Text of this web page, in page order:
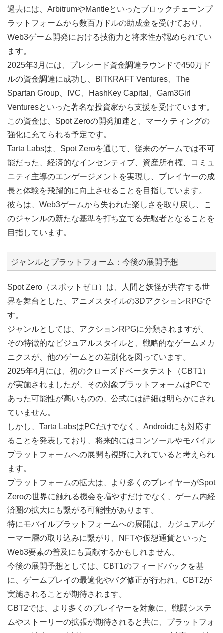
過去には、ArbitrumやMantleといったブロックチェーンプ
ラットフォームから数百万ドルの助成金を受けており、
Web3ゲーム開発における技術力と将来性が認められてい
ます。
2025年3月には、プレシード資金調達ラウンドで450万ド
ルの資金調達に成功し、BITKRAFT Ventures、The
Spartan Group、IVC、HashKey Capital、Gam3Girl
Venturesといった著名な投資家から支援を受けています。
この資金は、Spot Zeroの開発加速と、マーケティングの
強化に充てられる予定です。
Tarta Labsは、Spot Zeroを通じて、従来のゲームでは不可
能だった、経済的なインセンティブ、資産所有権、コミュ
ニティ主導のエンゲージメントを実現し、プレイヤーの成
長と体験を飛躍的に向上させることを目指しています。
彼らは、Web3ゲームから失われた楽しさを取り戻し、こ
のジャンルの新たな基準を打ち立てる先駆者となることを
目指しています。
ジャンルとプラットフォーム：今後の展開予想
Spot Zero（スポットゼロ）は、人間と妖怪が共存する世
界を舞台とした、アニメスタイルの3DアクションRPGで
す。
ジャンルとしては、アクションRPGに分類されますが、
その特徴的なビジュアルスタイルと、戦略的なゲームメカ
ニクスが、他のゲームとの差別化を図っています。
2025年4月には、初のクローズドベータテスト（CBT1）
が実施されましたが、その対象プラットフォームはPCで
あった可能性が高いものの、公式には詳細は明らかにされ
ていません。
しかし、Tarta LabsはPCだけでなく、Androidにも対応す
ることを発表しており、将来的にはコンソールやモバイル
プラットフォームへの展開も視野に入れていると考えられ
ます。
プラットフォームの拡大は、より多くのプレイヤーがSpot
Zeroの世界に触れる機会を増やすだけでなく、ゲーム内経
済圏の拡大にも繋がる可能性があります。
特にモバイルプラットフォームへの展開は、カジュアルゲ
ーマー層の取り込みに繋がり、NFTや仮想通貨といった
Web3要素の普及にも貢献するかもしれません。
今後の展開予想としては、CBT1のフィードバックを基
に、ゲームプレイの最適化やバグ修正が行われ、CBT2が
実施されることが期待されます。
CBT2では、より多くのプレイヤーを対象に、戦闘システ
ムやストーリーの拡張が期待されると共に、プラットフォ